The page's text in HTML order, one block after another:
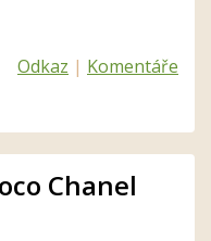
Odkaz | Komentáře
Chanel